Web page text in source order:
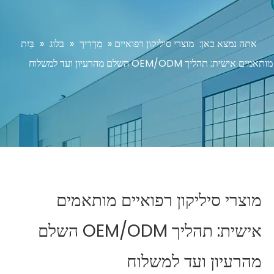
אתה נמצא כאן: בַּיִת » בלוג » מַדְרִיך » מוצרי סיליקון רפואיים
מותאמים אישית: תהליך OEM/ODM השלם מהרעיון ועד למשלוח
מוצרי סיליקון רפואיים מותאמים
אישית: תהליך OEM/ODM השלם
מהרעיון ועד למשלוח